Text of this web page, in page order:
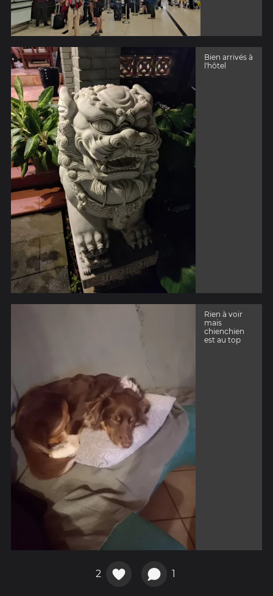
Bien arrivés à
l'hôtel
Rien à voir
mais
chienchien
est au top
2 1